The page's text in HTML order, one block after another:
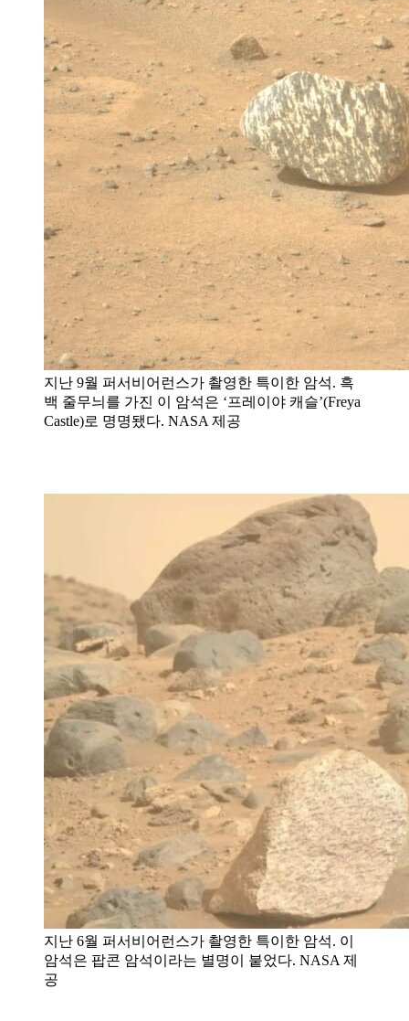
지난 9월 퍼서비어런스가 촬영한 특이한 암석. 흑
백 줄무늬를 가진 이 암석은 ‘프레이야 캐슬’(Freya
Castle)로 명명됐다. NASA 제공
지난 6월 퍼서비어런스가 촬영한 특이한 암석. 이
암석은 팝콘 암석이라는 별명이 붙었다. NASA 제
공